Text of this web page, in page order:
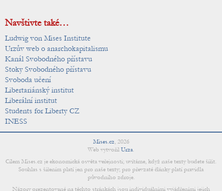
Navštivte také…
Ludwig von Mises Institute
Urzův web o anarchokapitalismu
Kanál Svobodného přístavu
Stoky Svobodného přístavu
Svoboda učení
Libertariánský institut
Liberální institut
Students for Liberty CZ
INESS
Mises.cz, 2026
Web vytvořil Urza.
Cílem Mises.cz je ekonomická osvěta veřejnosti; uvítáme, když naše texty budete šířit.
Souhlas s šířením platí jen pro naše texty; pro převzaté články platí pravidla
původního zdroje.
Názory prezentované na těchto stránkách jsou individuálními vyjádřeními jejich